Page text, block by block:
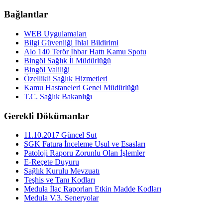
Bağlantlar
WEB Uygulamaları
Bilgi Güvenliği İhlal Bildirimi
Alo 140 Terör İhbar Hattı Kamu Spotu
Bingöl Sağlık İl Müdürlüğü
Bingöl Valiliği
Özellikli Sağlık Hizmetleri
Kamu Hastaneleri Genel Müdürlüğü
T.C. Sağlık Bakanlığı
Gerekli Dökümanlar
11.10.2017 Güncel Sut
SGK Fatura İnceleme Usul ve Esasları
Patoloji Raporu Zorunlu Olan İşlemler
E-Reçete Duyuru
Sağlık Kurulu Mevzuatı
Teşhis ve Tanı Kodları
Medula İlaç Raporları Etkin Madde Kodları
Medula V.3. Seneryolar